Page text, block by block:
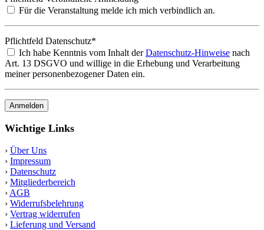
Für die Veranstaltung melde ich mich verbindlich an.
Pflichtfeld Datenschutz*
Ich habe Kenntnis vom Inhalt derDatenschutz-Hinweise nach
Art. 13 DSGVO und willige in die Erhebung und Verarbeitung
meiner personenbezogener Daten ein.
Anmelden
Wichtige Links
› Über Uns
› Impressum
› Datenschutz
› Mitgliederbereich
› AGB
› Widerrufsbelehrung
› Vertrag widerrufen
› Lieferung und Versand